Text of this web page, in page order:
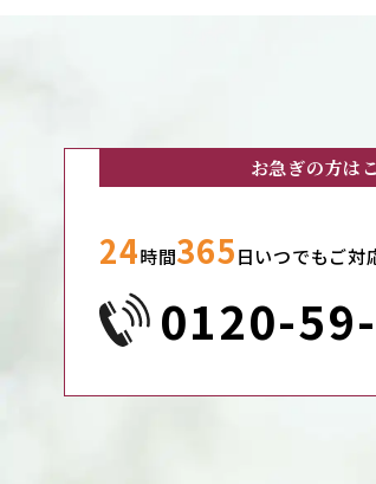
お急ぎの方は
24時間365日いつでもご対
0120-